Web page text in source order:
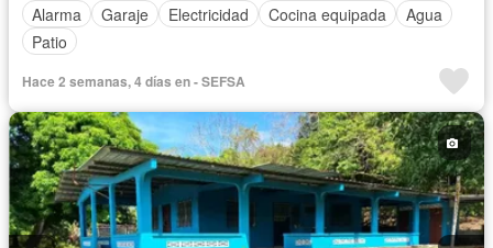
Alarma
Garaje Electricidad Cocina equipada
Agua
Patio
Hace 2 semanas, 4 días en - SEFSA